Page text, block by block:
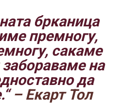
брканица
премногу,
сакаме
на
да
– Екарт Тол